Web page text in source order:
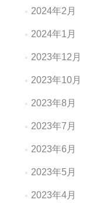
2024年2月
2024年1月
2023年12月
2023年10月
2023年8月
2023年7月
2023年6月
2023年5月
2023年4月